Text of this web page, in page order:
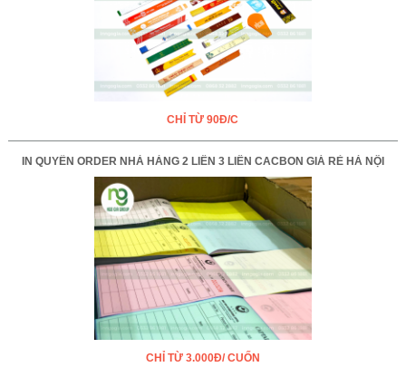
CHỈ TỪ 90Đ/C
IN QUYỂN ORDER NHÀ HÀNG 2 LIÊN 3 LIÊN CACBON GIÁ RẺ HÀ NỘI
CHỈ TỪ 3.000Đ/ CUỐN